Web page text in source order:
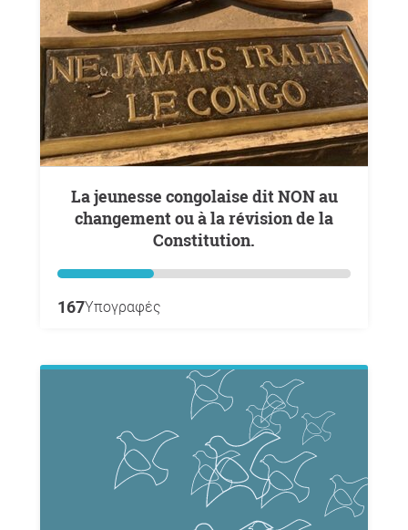
La jeunesse congolaise dit NON au
changement ou à la révision de la
Constitution.
167Υπογραφές